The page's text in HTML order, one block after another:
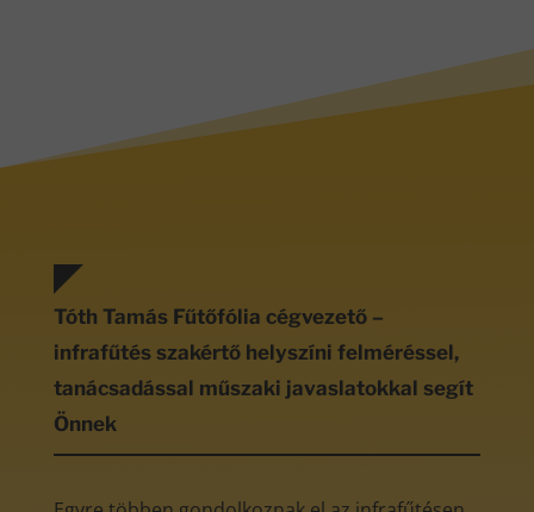
Tóth Tamás Fűtőfólia cégvezető –
infrafűtés szakértő helyszíni felméréssel,
tanácsadással műszaki javaslatokkal segít
Önnek